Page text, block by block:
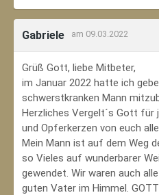
Gabriele am 09.03.2022
Grüß Gott, liebe Mitbeter,
im Januar 2022 hatte ich
schwerstkranken Mann
Herzliches Vergelt´s Gott für
und Opferkerzen von euch
Mein Mann ist auf dem Weg
so Vieles auf wunderbarer
gewendet. Wir waren auch
guten Vater im Himmel.